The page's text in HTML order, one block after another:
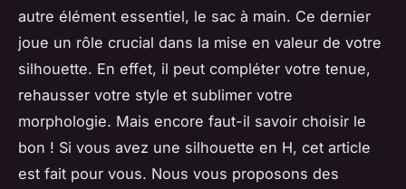
autre élément essentiel, le sac à main. Ce dernier
joue un rôle crucial dans la mise en valeur de votre
silhouette. En effet, il peut compléter votre tenue,
rehausser votre style et sublimer votre
morphologie. Mais encore faut-il savoir choisir le
bon ! Si vous avez une silhouette en H, cet article
est fait pour vous. Nous vous proposons des